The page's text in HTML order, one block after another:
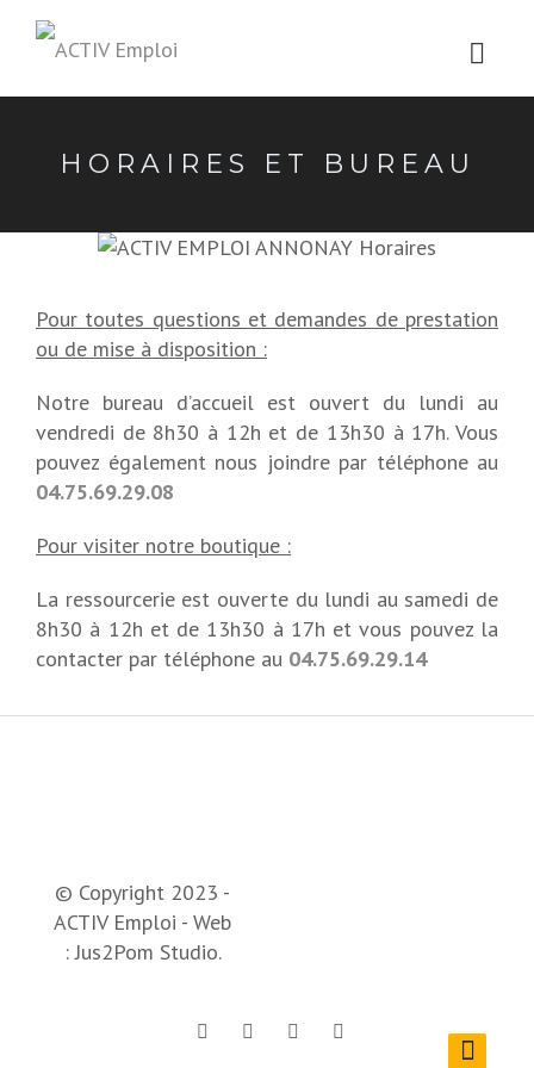
HORAIRES ET BUREAU
Pour toutes questions et demandes de prestation
ou de mise à disposition :
Notre bureau d’accueil est ouvert du lundi au
vendredi de 8h30 à 12h et de 13h30 à 17h. Vous
pouvez également nous joindre par téléphone au
04.75.69.29.08
Pour visiter notre boutique :
La ressourcerie est ouverte du lundi au samedi de
8h30 à 12h et de 13h30 à 17h et vous pouvez la
contacter par téléphone au 04.75.69.29.14
© Copyright 2023 -
ACTIV Emploi - Web
:Jus2Pom Studio.